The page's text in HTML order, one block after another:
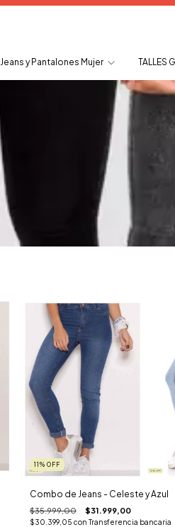
Jeans y Pantalones Mujer TALLES
11 % OFF
Combo de Jeans - Celeste y Azul
$35.999,00 $31.999,00
$30.399,05 con Transferencia bancaria